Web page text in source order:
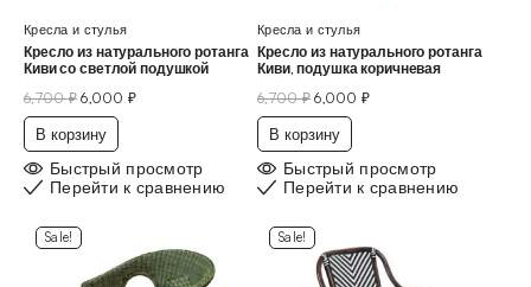
Кресла и стулья
Кресло из натурального ротанга
Киви со светлой подушкой
6,700₽ 6,000 ₽
В корзину
Быстрый просмотр
Перейти к сравнению
Кресла и стулья
Кресло из натурального ротанга
Киви, подушка коричневая
6,700₽ 6,000 ₽
В корзину
Быстрый просмотр
Перейти к сравнению
Sale! Sale!